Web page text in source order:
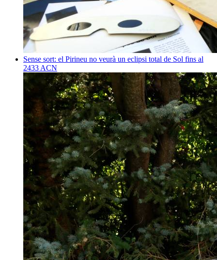
Sense sort: el Pirineu no veurà un eclipsi total de Sol fins al
2433 ACN